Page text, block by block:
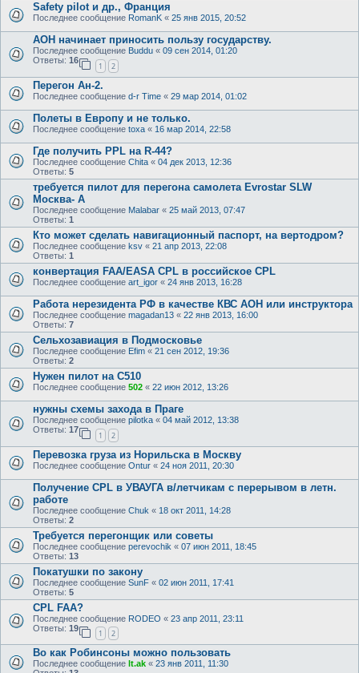
Safety pilot и др., Франция
Последнее сообщение RomanK « 25 янв 2015, 20:52
АОН начинает приносить пользу государству.
Последнее сообщение Buddu « 09 сен 2014, 01:20
Ответы: 16
1 2
Перегон Ан-2.
Последнее сообщение d-r Time « 29 мар 2014, 01:02
Полеты в Европу и не только.
Последнее сообщение toxa « 16 мар 2014, 22:58
Где получить PPL на R-44?
Последнее сообщение Chita « 04 дек 2013, 12:36
Ответы: 5
требуется пилот для перегона самолета Evrostar SLW
Москва- А
Последнее сообщение Malabar « 25 май 2013, 07:47
Ответы: 1
Кто может сделать навигационный паспорт, на вертодром?
Последнее сообщение ksv « 21 апр 2013, 22:08
Ответы: 1
конвертация FAA/EASA CPL в российское CPL
Последнее сообщение art_igor « 24 янв 2013, 16:28
Работа нерезидента РФ в качестве КВС АОН или инструктора
Последнее сообщение magadan13 « 22 янв 2013, 16:00
Ответы: 7
Сельхозавиация в Подмосковье
Последнее сообщение Efim « 21 сен 2012, 19:36
Ответы: 2
Нужен пилот на C510
Последнее сообщение 502 « 22 июн 2012, 13:26
нужны схемы захода в Праге
Последнее сообщение pilotka « 04 май 2012, 13:38
Ответы: 17
1 2
Перевозка груза из Норильска в Москву
Последнее сообщение Ontur « 24 ноя 2011, 20:30
Получение CPL в УВАУГА в/летчикам с перерывом в летн.
работе
Последнее сообщение Chuk « 18 окт 2011, 14:28
Ответы: 2
Требуется перегонщик или советы
Последнее сообщение perevochik « 07 июн 2011, 18:45
Ответы: 13
Покатушки по закону
Последнее сообщение SunF « 02 июн 2011, 17:41
Ответы: 5
CPL FAA?
Последнее сообщение RODEO « 23 апр 2011, 23:11
Ответы: 19
1 2
Во как Робинсоны можно пользовать
Последнее сообщение lt.ak « 23 янв 2011, 11:30